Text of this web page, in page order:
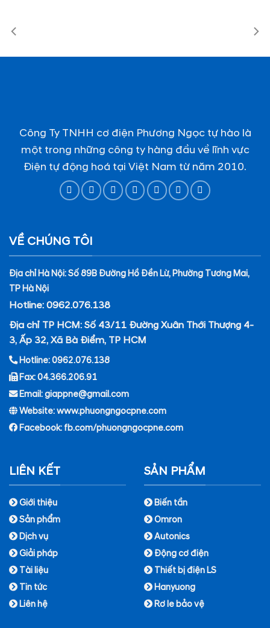
Công Ty TNHH cơ điện Phương Ngọc tự hào là
một trong những công ty hàng đầu về lĩnh vực
Điện tự động hoá tại Việt Nam từ năm 2010.
VỀ CHÚNG TÔI
Địa chỉ Hà Nội: Số 89B Đường Hồ Đền Lừ, Phường Tương Mai,
TP Hà Nội
Hotline: 0962.076.138
Địa chỉ TP HCM: Số 43/11 Đường Xuân Thới Thượng 4-
3, Ấp 32, Xã Bà Điểm, TP HCM
Hotline: 0962.076.138
Fax: 04.366.206.91
Email: giappne@gmail.com
Website: www.phuongngocpne.com
Facebook: fb.com/phuongngocpne.com
LIÊN KẾT
Giới thiệu
Sản phẩm
Dịch vụ
Giải pháp
Tài liệu
Tin tức
Liên hệ
SẢN PHẨM
Biến tần
Omron
Autonics
Động cơ điện
Thiết bị điện LS
Hanyuong
Rơ le bảo vệ